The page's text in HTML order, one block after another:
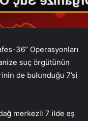
36” Operasyonları
suç örgütünün
de bulunduğu 7’si
merkezli 7 ilde eş